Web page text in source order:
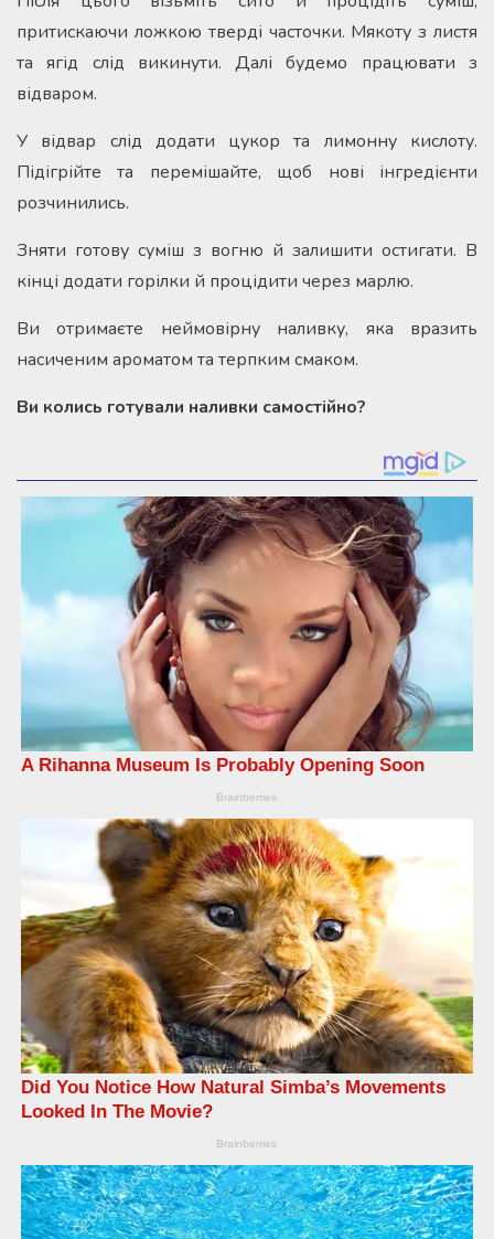
притискаючи ложкою тверді часточки. Мякоту з листя
та ягід слід викинути. Далі будемо працювати з
відваром.
У відвар слід додати цукор та лимонну кислоту.
Підігрійте та перемішайте, щоб нові інгредієнти
розчинились.
Зняти готову суміш з вогню й залишити остигати. В
кінці додати горілки й процідити через марлю.
Ви отримаєте неймовірну наливку, яка вразить
насиченим ароматом та терпким смаком.
Ви колись готували наливки самостійно?